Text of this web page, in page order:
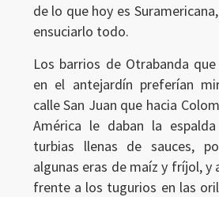
de lo que hoy es
ensuciarlo todo.
Los barrios de Otrabanda
en el antejardín preferían
calle San Juan que hacia
América le daban la
turbias llenas de sauces,
algunas eras de maíz y fríjol, y
frente a los tugurios en las